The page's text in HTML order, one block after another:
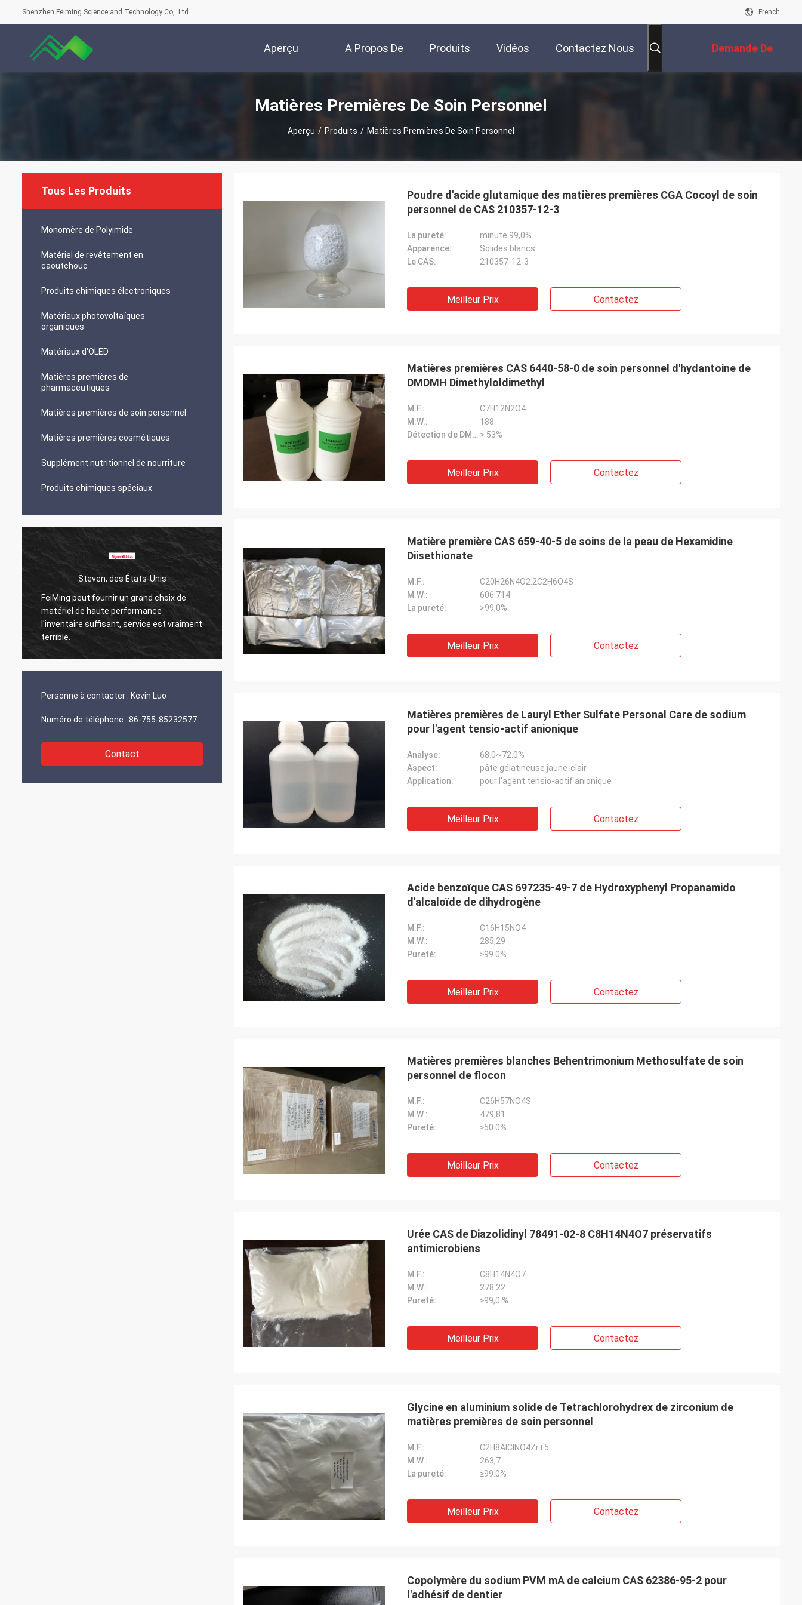
Shenzhen Feiming Science and Technology Co,. Ltd. French
Aperçu A Propos De Produits Vidéos Contactez Nous Demande De
Soumission
Matières Premières De Soin Personnel
Aperçu / Produits / Matières Premières De Soin Personnel
Tous Les Produits
Monomère de Polyimide
Matériel de revêtement en
caoutchouc
Produits chimiques électroniques
Matériaux photovoltaïques
organiques
Matériaux d'OLED
Matières premières de
pharmaceutiques
Matières premières de soin personnel
Matières premières cosmétiques
Supplément nutritionnel de nourriture
Produits chimiques spéciaux
Steven, des États-Unis
FeiMing peut fournir un grand choix de
matériel de haute performance
l'inventaire suffisant, service est vraiment
terrible.
Kurt en Suisse
Tout va bien et les gens y travaillent.
Quand j'aurai des nouvelles, je les
partagerai directement avec vous.
Lara Schenk de Belgique
Il est étonnant que service de Feiming
pour dépasser notre attente, vraiment
aux besoins du client, la livraison, service
après-vente.
Personne à contacter : Kevin Luo
Numéro de téléphone : 86-755-85232577
Contact
Poudre d'acide glutamique des matières premières CGA Cocoyl de soin
personnel de CAS 210357-12-3
La pureté:
minute 99,0%
Apparence:
Solides blancs
Le CAS:
210357-12-3
Meilleur Prix Contactez
Matières premières CAS 6440-58-0 de soin personnel d'hydantoine de
DMDMH Dimethyloldimethyl
M.F.:
C7H12N2O4
M.W.:
188
Détection de DMDM: > 53%
Meilleur Prix Contactez
Matière première CAS 659-40-5 de soins de la peau de Hexamidine
Diisethionate
M.F.:
C20H26N4O2.2C2H6O4S
M.W.:
606.714
La pureté:
>99,0%
Meilleur Prix Contactez
Matières premières de Lauryl Ether Sulfate Personal Care de sodium
pour l'agent tensio-actif anionique
Analyse:
68.0~72.0%
Aspect:
pâte gélatineuse jaune-clair
Application:
pour l'agent tensio-actif anionique
Meilleur Prix Contactez
Acide benzoïque CAS 697235-49-7 de Hydroxyphenyl Propanamido
d'alcaloïde de dihydrogène
M.F.:
C16H15NO4
M.W.:
285,29
Pureté:
≥99.0%
Meilleur Prix Contactez
Matières premières blanches Behentrimonium Methosulfate de soin
personnel de flocon
M.F.:
C26H57NO4S
M.W.:
479,81
Pureté:
≥50.0%
Meilleur Prix Contactez
Urée CAS de Diazolidinyl 78491-02-8 C8H14N4O7 préservatifs
antimicrobiens
M.F.:
C8H14N4O7
M.W.:
278.22
Pureté:
≥99,0 %
Meilleur Prix Contactez
Glycine en aluminium solide de Tetrachlorohydrex de zirconium de
matières premières de soin personnel
M.F.:
C2H8AlClNO4Zr+5
M.W.:
263,7
La pureté:
≥99.0%
Meilleur Prix Contactez
Copolymère du sodium PVM mA de calcium CAS 62386-95-2 pour
l'adhésif de dentier